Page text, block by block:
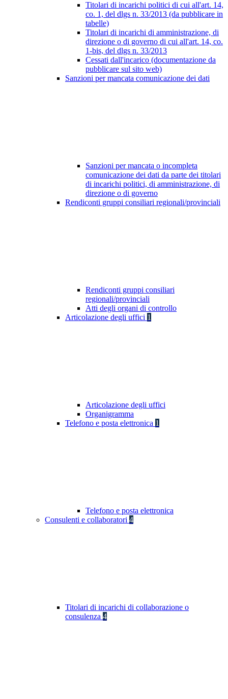
Titolari di incarichi politici di cui all'art. 14,
co. 1, del dlgs n. 33/2013 (da pubblicare in
tabelle)
Titolari di incarichi di amministrazione, di
direzione o di governo di cui all'art. 14, co.
1-bis, del dlgs n. 33/2013
Cessati dall'incarico (documentazione da
pubblicare sul sito web)
Sanzioni per mancata comunicazione dei dati
Sanzioni per mancata o incompleta
comunicazione dei dati da parte dei titolari
di incarichi politici, di amministrazione, di
direzione o di governo
Rendiconti gruppi consiliari regionali/provinciali
Rendiconti gruppi consiliari
regionali/provinciali
Atti degli organi di controllo
Articolazione degli uffici 1
Articolazione degli uffici
Organigramma
Telefono e posta elettronica 1
Telefono e posta elettronica
Consulenti e collaboratori 4
Titolari di incarichi di collaborazione o
consulenza 4